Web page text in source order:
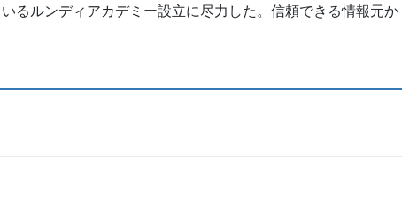
るルンディアカデミー設立に尽力した。信頼できる情報元か